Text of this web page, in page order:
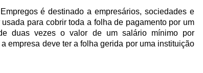
é destinado a empresários, sociedades e
para cobrir toda a folha de pagamento por um
duas vezes o valor de um salário mínimo por
empresa deve ter a folha gerida por uma instituição